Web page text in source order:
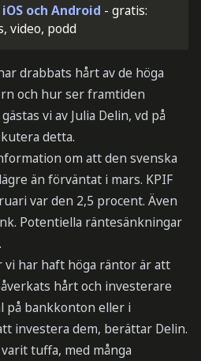
och Android - gratis:
video, podd
drabbats hårt av de höga
och hur ser framtiden
vi av Julia Delin, vd på
detta.
om att den svenska
än förväntat i mars. KPIF
var den 2,5 procent. Även
Potentiella räntesänkningar
vi har haft höga räntor är att
hårt och investerare
på bankkonton eller i
investera dem, berättar Delin.
tuffa, med många